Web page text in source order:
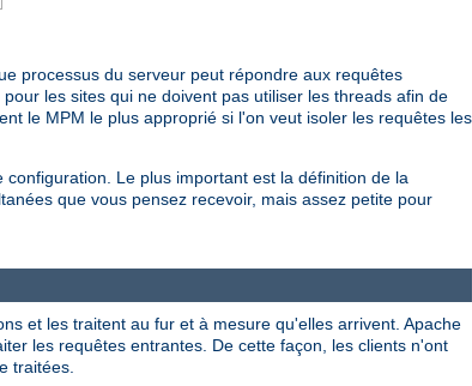
processus du serveur peut répondre aux requêtes
les sites qui ne doivent pas utiliser les threads afin de
le MPM le plus approprié si l'on veut isoler les requêtes les
Le plus important est la définition de la
que vous pensez recevoir, mais assez petite pour
et les traitent au fur et à mesure qu'elles arrivent. Apache
les requêtes entrantes. De cette façon, les clients n'ont
traitées.